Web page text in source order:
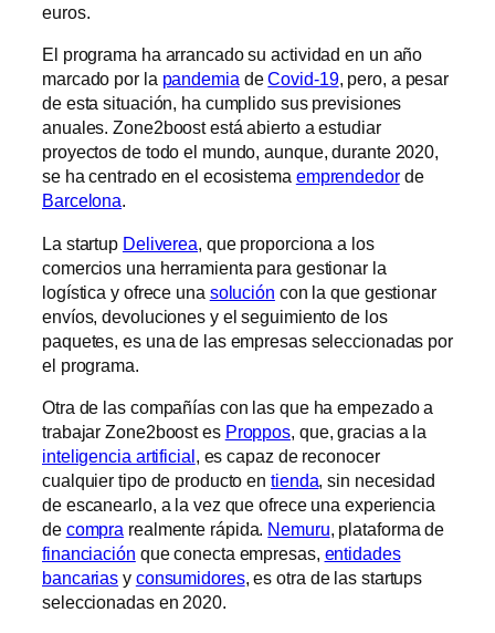
euros.
El programa ha arrancado su actividad en un año
marcado por la pandemia deCovid-19, pero, a pesar
de esta situación, ha cumplido sus previsiones
anuales. Zone2boost está abierto a estudiar
proyectos de todo el mundo, aunque, durante 2020,
se ha centrado en el ecosistema emprendedorde
Barcelona.
La startup Deliverea , que proporciona a los
comercios una herramienta para gestionar la
logística y ofrece una solución con la que gestionar
envíos, devoluciones y el seguimiento de los
paquetes, es una de las empresas seleccionadas por
el programa.
Otra de las compañías con las que ha empezado a
trabajar Zone2boost es Proppos, que, gracias a la
inteligencia artificial, es capaz de reconocer
cualquier tipo de producto en tienda, sin necesidad
de escanearlo, a la vez que ofrece una experiencia
de compra realmente rápida. Nemuru, plataforma de
financiación que conecta empresas, entidades
bancarias y consumidores, es otra de las startups
seleccionadas en 2020.